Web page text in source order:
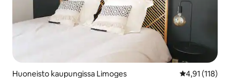
Huoneisto kaupungissa Limoges
4,91 (118)